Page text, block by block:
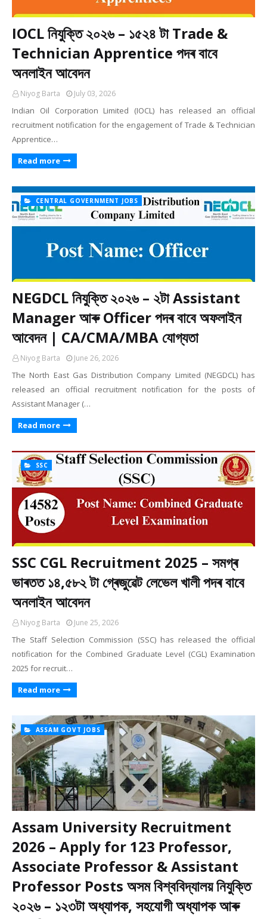
IOCL নিযুক্তি ২০২৬ – ১৫২৪ টা Trade &
Technician Apprentice পদৰ বাবে
অনলাইন আবেদন
Niyog Barta July 03, 2026
Indian Oil Corporation Limited (IOCL) has released an official
recruitment notification for the engagement of Trade & Technician
Apprentice…
Read more
CENTRAL GOVERNMENT JOBS
NEGDCL নিযুক্তি ২০২৬ – ২টা Assistant
Manager আৰু Officer পদৰ বাবে অফলাইন
আবেদন | CA/CMA/MBA যোগ্যতা
Niyog Barta June 26, 2026
The North East Gas Distribution Company Limited (NEGDCL) has
released an official recruitment notification for the posts of
Assistant Manager (…
Read more
SSC
SSC CGL Recruitment 2025 – সমগ্ৰ
ভাৰতত ১৪,৫৮২ টা গ্ৰেজুৱেট লেভেল খালী পদৰ বাবে
অনলাইন আবেদন
Niyog Barta June 25, 2026
The Staff Selection Commission (SSC) has released the official
notification for the Combined Graduate Level (CGL) Examination
2025 for recruit…
Read more
ASSAM GOVT JOBS
Assam University Recruitment
2026 – Apply for 123 Professor,
Associate Professor & Assistant
Professor Posts অসম বিশ্ববিদ্যালয় নিযুক্তি
২০২৬ – ১২৩টা অধ্যাপক, সহযোগী অধ্যাপক আৰু